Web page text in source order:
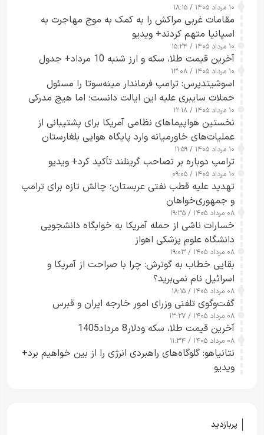
۱۰ مرداد ۱۴۰۵ / ۱۸:۱۵
مقامات غربی مراکش را به کمک به موج مهاجرت به
اسپانیا متهم کردند+ ویدیو
۱۰ مرداد ۱۴۰۵ / ۱۵:۲۴
آخرین قیمت طلا، سکه و ارز شنبه 10 مرداد+ جدول
۱۰ مرداد ۱۴۰۵ / ۱۳:۰۸
اسوشیتدپرس: ترامپ فرماندار مینه‌سوتا را مسئول
حملات سایبری علیه این ایالت دانست؛ اما هیچ مدرکی
ارائه نکرد
۱۰ مرداد ۱۴۰۵ / ۱۲:۱۸
نخستین هواپیماهای نظامی آمریکا برای پشتیبانی از
عملیات‌های خاورمیانه وارد پایگاه هوایی بلغارستان
شدند
۱۰ مرداد ۱۴۰۵ / ۱۱:۵۹
ترامپ دوباره بر تصاحب گرینلند تأکید کرد+ ویدیو
۱۰ مرداد ۱۴۰۵ / ۰۹:۰۵
تهدید علیه قطب نفتی عربستان؛ چالش تازه برای ترامپ
و جمهوری‌خواهان
۰۸ مرداد ۱۴۰۵ / ۱۹:۳۵
خسارات ناشی از حمله آمریکا به خوابگاه دانشجویی
دانشگاه علوم پزشکی اهواز
۰۸ مرداد ۱۴۰۵ / ۱۹:۰۳
بقایی خطاب به گوترش: چرا با صراحت از آمریکا و
اسرائیل نام نمی‌برید؟
۰۸ مرداد ۱۴۰۵ / ۱۸:۱۵
گفت‌وگوی تلفنی وزرای امور خارجه ایران و قبرس
۰۸ مرداد ۱۴۰۵ / ۱۳:۲۷
آخرین قیمت طلا، سکه ودلار8 مرداد1405
۰۸ مرداد ۱۴۰۵ / ۱۱:۳۴
نتانیاهو: گلوگاه‌های راهبردی انرژی را از بین خواهیم برد+
ویدیو
پربازدید